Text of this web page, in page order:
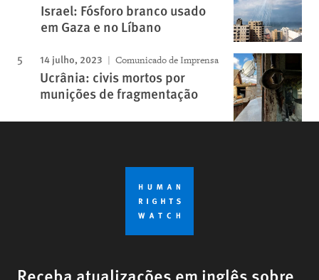
Israel: Fósforo branco usado
em Gaza e no Líbano
14 julho, 2023 Comunicado de Imprensa
Ucrânia: civis mortos por
munições de fragmentação
Receba atualizações em inglês sobre